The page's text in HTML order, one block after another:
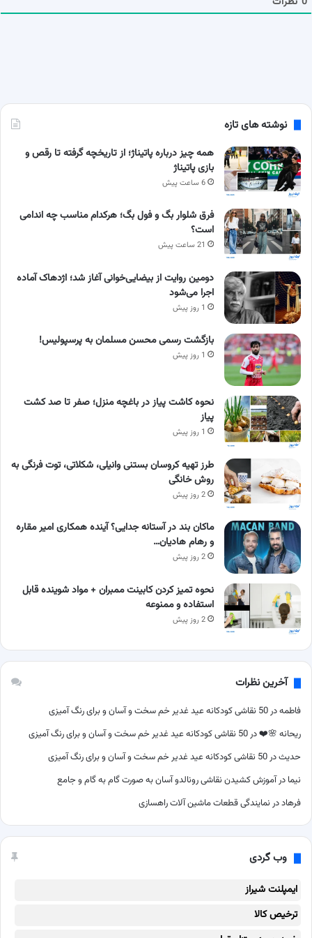
نوشته های تازه
همه چیز درباره پاتیناژ؛ از تاریخچه گرفته تا رقص و
بازی پاتیناژ
6 ساعت پیش
فرق شلوار بگ و فول بگ؛ هرکدام مناسب چه اندامی
است؟
21 ساعت پیش
دومین روایت از بیضایی‌خوانی آغاز شد؛ اژدهاک آماده
اجرا می‌شود
1 روز پیش
بازگشت رسمی محسن مسلمان به پرسپولیس!
1 روز پیش
نحوه کاشت پیاز در باغچه منزل؛ صفر تا صد کشت
پیاز
1 روز پیش
طرز تهیه کروسان بستنی وانیلی، شکلاتی، توت فرنگی به
روش خانگی
2 روز پیش
ماکان بند در آستانه جدایی؟ آینده همکاری امیر مقاره
و رهام هادیان…
2 روز پیش
نحوه تمیز کردن کابینت ممبران + مواد شوینده قابل
استفاده و ممنوعه
2 روز پیش
آخرین نظرات
فاطمهدر50 نقاشی کودکانه عید غدیر خم سخت و آسان و برای رنگ آمیزی
ریحانه 🌸❤️در50 نقاشی کودکانه عید غدیر خم سخت و آسان و برای رنگ آمیزی
حدیثدر50 نقاشی کودکانه عید غدیر خم سخت و آسان و برای رنگ آمیزی
نیما درآموزش کشیدن نقاشی رونالدو آسان به صورت گام به گام و جامع
فرهاددر نمایندگی قطعات ماشین آلات راهسازی
وب گردی
ایمپلنت شیراز
ترخیص کالا